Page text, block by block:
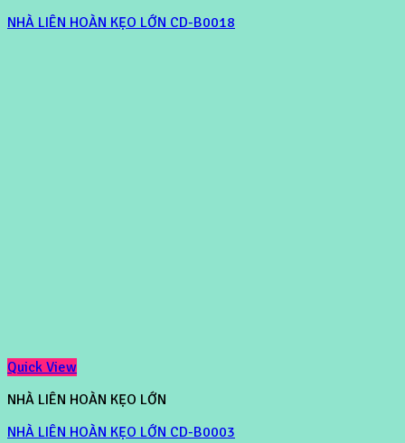
NHÀ LIÊN HOÀN KẸO LỚN CD-B0018
Quick View
NHÀ LIÊN HOÀN KẸO LỚN
NHÀ LIÊN HOÀN KẸO LỚN CD-B0003